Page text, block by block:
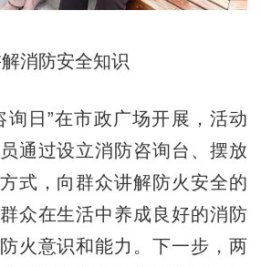
消防安全知识
日”在市政广场开展，活动
通过设立消防咨询台、摆放
式，向群众讲解防火安全的
众在生活中养成良好的消防
火意识和能力。下一步，两